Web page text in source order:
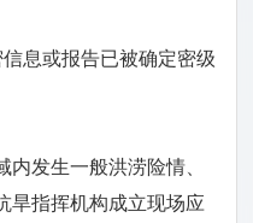
息或报告已被确定密级
发生一般洪涝险情、
旱指挥机构成立现场应